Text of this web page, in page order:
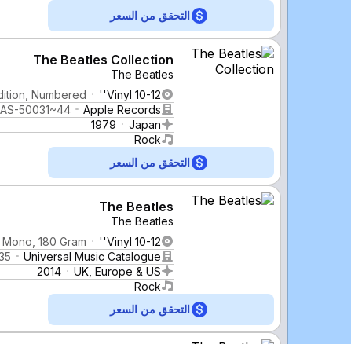
التحقق من السعر
The Beatles Collection
The Beatles
Vinyl 10-12''
Numbered
Apple Records
50031~44
Japan
1979
Rock
التحقق من السعر
The Beatles
The Beatles
Vinyl 10-12''
180 Gram
Universal Music Catalogue
UK, Europe & US
2014
Rock
التحقق من السعر